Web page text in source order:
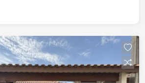
ideal para momentos de
ou mesmo para o seu pet se
.Há ainda garagem coberta
acesso fácil às vias públicas.